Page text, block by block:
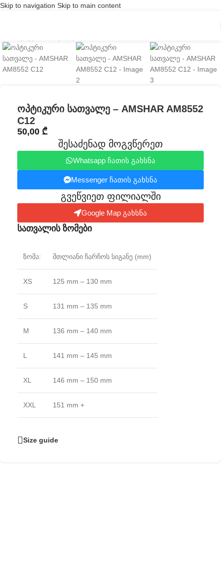
Skip to navigation Skip to main content
ოპტიკური სათვალე – AMSHAR AM8552
C12
50,00 ₾
შესაძენად მოგვწერეთ
Whatsapp ჩათის გახსნა
Messenger ჩათის გახსნა
გვეწვიეთ ფილიალში​
Google Map გახსნა
სათვალის ზომები
ზომა: მთლიანი ჩარჩოს სიგანე (mm)
XS 125 mm – 130 mm
S 131 mm – 135 mm
M 136 mm – 140 mm
L 141 mm – 145 mm
XL 146 mm – 150 mm
XXL 151 mm +
Size guide